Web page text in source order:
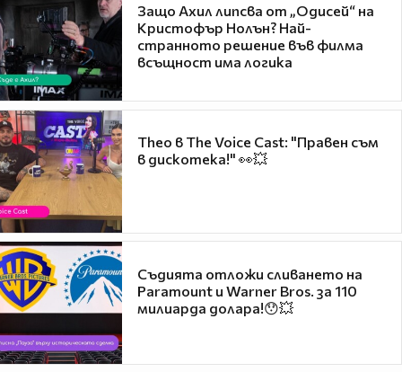
Защо Ахил липсва от „Одисей“ на
Кристофър Нолън? Най-
странното решение във филма
всъщност има логика
Theo в The Voice Cast: "Правен съм
в дискотека!" 👀💥
Съдията отложи сливането на
Paramount и Warner Bros. за 110
милиарда долара!😯💥